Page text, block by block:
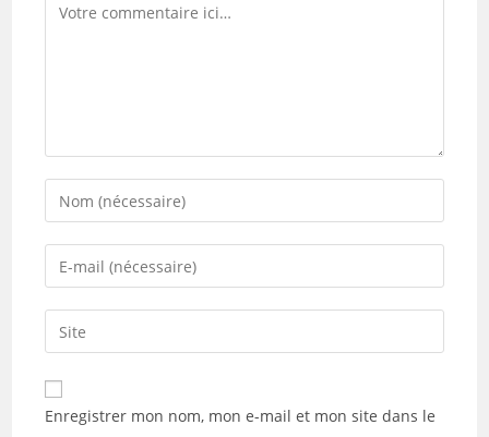
Comment
Enter
your
name
comment
Enter
your
email
address
comment
Saisir
l’URL
de
votre
Enregistrer mon nom, mon e-mail et mon site dans le